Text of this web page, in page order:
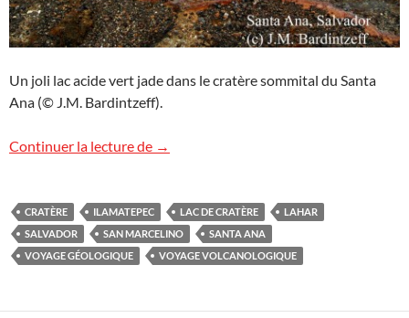
Un joli lac acide vert jade dans le cratère sommital du Santa
Ana (© J.M. Bardintzeff).
Continuer la lecture de Volcan Santa Ana, Salvador
→
CRATÈRE ILAMATEPEC LAC DE CRATÈRE
LAHAR
SALVADOR
SAN MARCELINO
SANTA ANA
VOYAGE GÉOLOGIQUE
VOYAGE VOLCANOLOGIQUE